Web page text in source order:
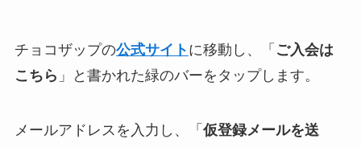
チョコザップの公式サイト に移動し、「 ご入会は
こちら 」と書かれた緑のバーをタップします。
メールアドレスを入力し、「 仮登録メールを送